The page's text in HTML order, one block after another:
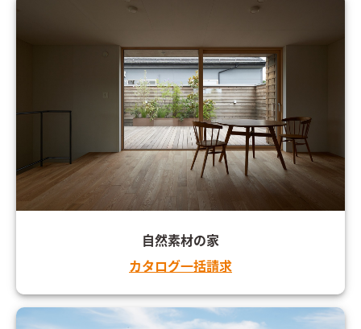
自然素材の家
カタログ一括請求